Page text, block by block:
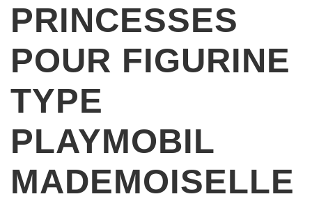
PRINCESSES
POUR FIGURINE
TYPE
PLAYMOBIL
MADEMOISELLE